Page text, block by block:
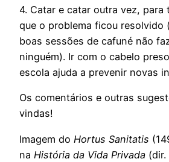
4. Catar e catar outra vez, para
que o problema ficou resolvido
boas sessões de cafuné não
ninguém). Ir com o cabelo
escola ajuda a prevenir novas
Os comentários e outras
vindas!
Imagem do Hortus Sanitatis
na História da Vida Privada